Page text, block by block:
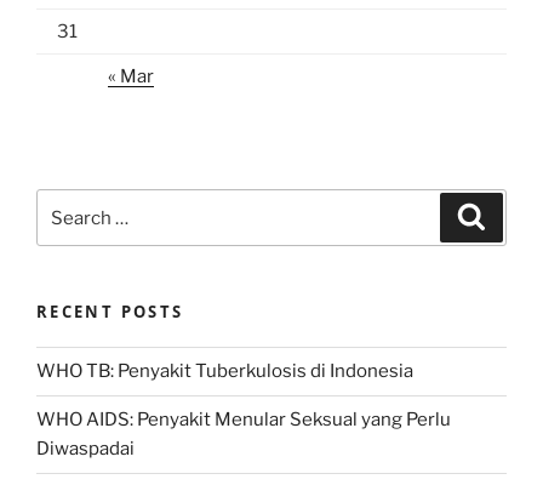
31
« Mar
for:
RECENT POSTS
WHO TB: Penyakit Tuberkulosis di Indonesia
WHO AIDS: Penyakit Menular Seksual yang Perlu
Diwaspadai